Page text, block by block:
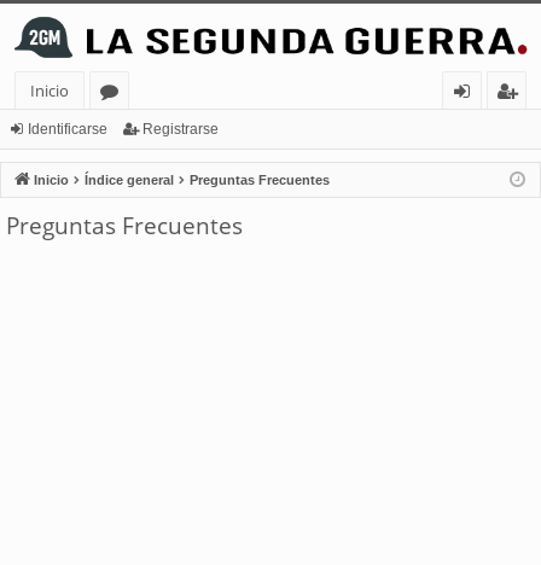
Inicio
or
os
nt
ifi
ist
ra
Identificarse Registrarse
Inicio Índice general Preguntas Frecuentes
Preguntas Frecuentes